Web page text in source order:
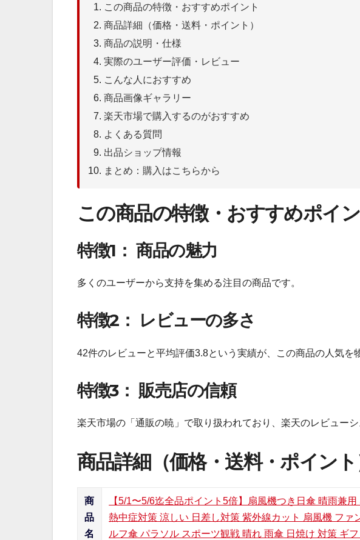
この商品の特徴・おすすめポイント
商品詳細（価格・送料・ポイント）
商品の説明・仕様
実際のユーザー評価・レビュー
こんな人におすすめ
商品画像ギャラリー
楽天市場で購入するのがおすすめ
よくある質問
出品ショップ情報
まとめ：購入はこちらから
この商品の特徴・おすすめポイ
特徴1： 商品の魅力
多くのユーザーから支持を集める注目の商品です。
特徴2： レビューの多さ
42件のレビューと平均評価3.8という実績が、この商品の人気を
特徴3： 販売店の信頼
楽天市場の「通販の暁」で取り扱われており、楽天のレビュー
商品詳細（価格・送料・ポイント
商
品
名
【5/1〜5/6迄全品ポイント5倍】扇風機つき日傘 晴雨兼
熱中症対策 涼しい 日差し対策 紫外線カット 扇風機 ファ
ルフ傘 パラソル スポーツ観戦 晴れ 雨傘 日焼け 対策 ギ